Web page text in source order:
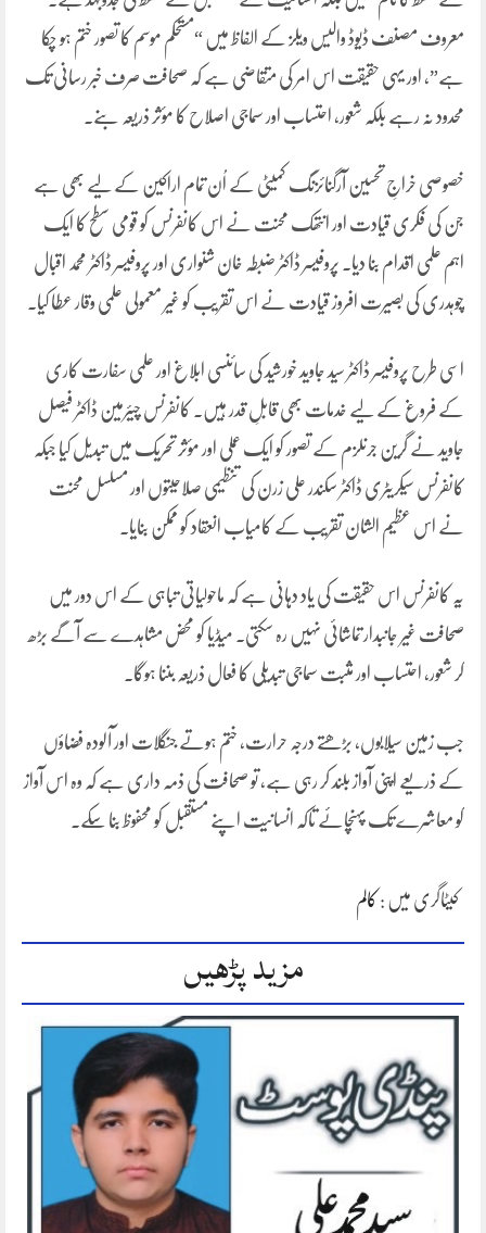
معروف مصنف ڈیوڈ والیس ویلز کے الفاظ میں “مستحکم موسم کا تصور ختم ہو چکا
ہے”، اور یہی حقیقت اس امر کی متقاضی ہے کہ صحافت صرف خبر رسانی تک
محدود نہ رہے بلکہ شعور، احتساب اور سماجی اصلاح کا مؤثر ذریعہ بنے۔
خصوصی خراجِ تحسین آرگنائزنگ کمیٹی کے اُن تمام اراکین کے لیے بھی ہے
جن کی فکری قیادت اور انتھک محنت نے اس کانفرنس کو قومی سطح کا ایک
اہم علمی اقدام بنا دیا۔ پروفیسر ڈاکٹر ضبطہ خان شنواری اور پروفیسر ڈاکٹر محمد اقبال
چوہدری کی بصیرت افروز قیادت نے اس تقریب کو غیر معمولی علمی وقار عطا کیا۔
اسی طرح پروفیسر ڈاکٹر سید جاوید خورشید کی سائنسی ابلاغ اور علمی سفارت کاری
کے فروغ کے لیے خدمات بھی قابلِ قدر ہیں۔ کانفرنس چیئرمین ڈاکٹر فیصل
جاوید نے گرین جرنلزم کے تصور کو ایک عملی اور مؤثر تحریک میں تبدیل کیا جبکہ
کانفرنس سیکریٹری ڈاکٹر سکندر علی زرن کی تنظیمی صلاحیتوں اور مسلسل محنت
نے اس عظیم الشان تقریب کے کامیاب انعقاد کو ممکن بنایا۔
یہ کانفرنس اس حقیقت کی یاد دہانی ہے کہ ماحولیاتی تباہی کے اس دور میں
صحافت غیر جانبدار تماشائی نہیں رہ سکتی۔ میڈیا کو محض مشاہدے سے آگے بڑھ
کر شعور، احتساب اور مثبت سماجی تبدیلی کا فعال ذریعہ بننا ہوگا۔
جب زمین سیلابوں، بڑھتے درجہ حرارت، ختم ہوتے جنگلات اور آلودہ فضاؤں
کے ذریعے اپنی آواز بلند کر رہی ہے، تو صحافت کی ذمہ داری ہے کہ وہ اس آواز
کو معاشرے تک پہنچائے تاکہ انسانیت اپنے مستقبل کو محفوظ بنا سکے۔
کیٹاگری میں : کالم
مزید پڑھیں